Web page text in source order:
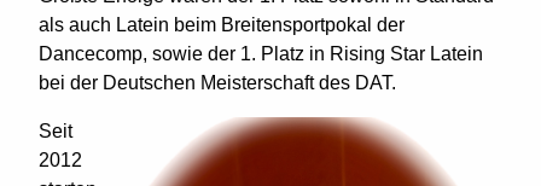
als auch Latein beim Breitensportpokal der
Dancecomp, sowie der 1. Platz in Rising Star Latein
bei der Deutschen Meisterschaft des DAT.
Seit
2012